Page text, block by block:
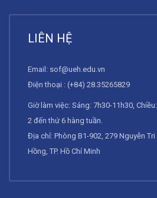
LIÊN HỆ
Email: sof@ueh.edu.vn
Điện thoại : (+84) 28.35265829
Giờ làm việc: Sáng: 7h30-11h30,
2 đến thứ 6 hàng tuần.
Địa chỉ: Phòng B1-902, 279 Nguyễn
Hồng, TP. Hồ Chí Minh